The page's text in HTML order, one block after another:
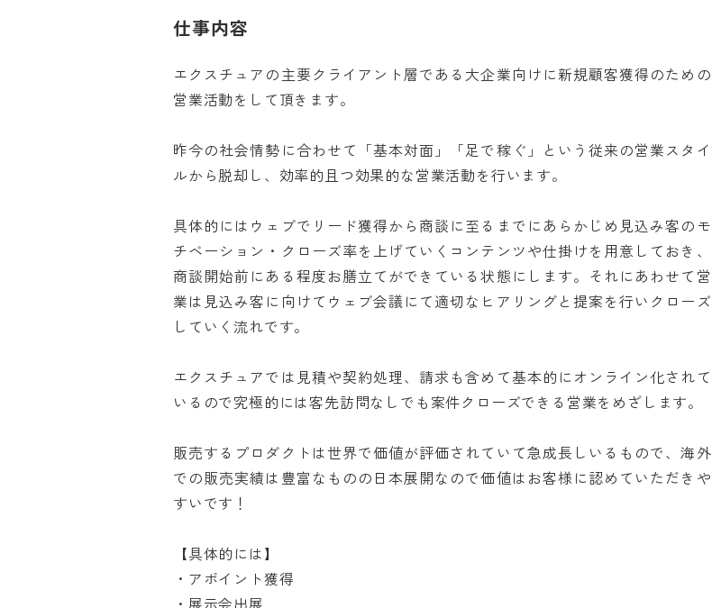
仕事内容
エクスチュアの主要クライアント層である大企業向けに新規顧客獲得のための
営業活動をして頂きます。
昨今の社会情勢に合わせて「基本対面」「足で稼ぐ」という従来の営業スタイ
ルから脱却し、効率的且つ効果的な営業活動を行います。
具体的にはウェブでリード獲得から商談に至るまでにあらかじめ見込み客のモ
チベーション・クローズ率を上げていくコンテンツや仕掛けを用意しておき、
商談開始前にある程度お膳立てができている状態にします。それにあわせて営
業は見込み客に向けてウェブ会議にて適切なヒアリングと提案を行いクローズ
していく流れです。
エクスチュアでは見積や契約処理、請求も含めて基本的にオンライン化されて
いるので究極的には客先訪問なしでも案件クローズできる営業をめざします。
販売するプロダクトは世界で価値が評価されていて急成長しいるもので、海外
での販売実績は豊富なものの日本展開なので価値はお客様に認めていただきや
すいです！
【具体的には】
・アポイント獲得
・展示会出展